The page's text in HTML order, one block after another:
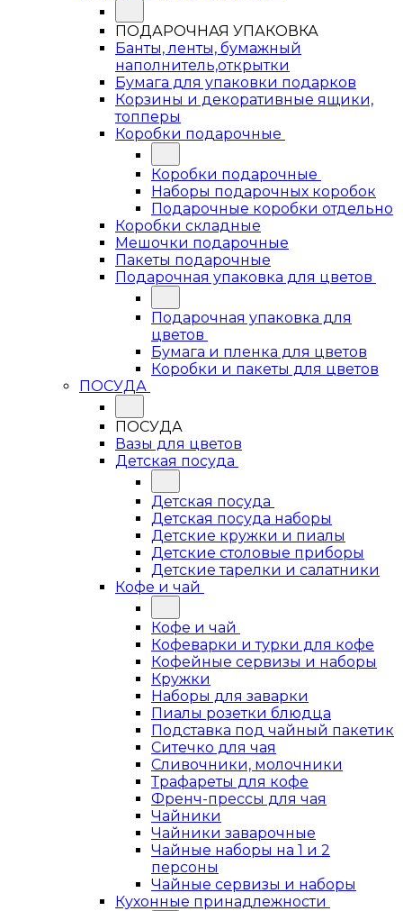
ПОДАРОЧНАЯ УПАКОВКА
Банты, ленты, бумажный
наполнитель,открытки
Бумага для упаковки подарков
Корзины и декоративные ящики,
топперы
Коробки подарочные
Коробки подарочные
Наборы подарочных коробок
Подарочные коробки отдельно
Коробки складные
Мешочки подарочные
Пакеты подарочные
Подарочная упаковка для цветов
Подарочная упаковка для
цветов
Бумага и пленка для цветов
Коробки и пакеты для цветов
ПОСУДА
ПОСУДА
Вазы для цветов
Детская посуда
Детская посуда
Детская посуда наборы
Детские кружки и пиалы
Детские столовые приборы
Детские тарелки и салатники
Кофе и чай
Кофе и чай
Кофеварки и турки для кофе
Кофейные сервизы и наборы
Кружки
Наборы для заварки
Пиалы розетки блюдца
Подставка под чайный пакетик
Ситечко для чая
Сливочники, молочники
Трафареты для кофе
Френч-прессы для чая
Чайники
Чайники заварочные
Чайные наборы на 1 и 2
персоны
Чайные сервизы и наборы
Кухонные принадлежности